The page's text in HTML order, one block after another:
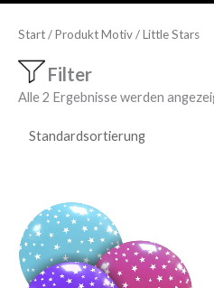
Start/ Produkt Motiv / Little Stars
Filter
Alle 2 Ergebnisse werden